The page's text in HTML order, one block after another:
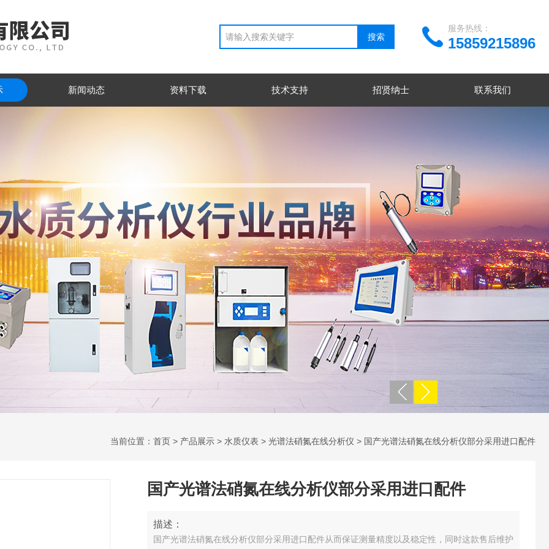
15859215896
服务热线：
新闻动态 资料下载 技术支持 招贤纳士 联系我们
当前位置： 首页 > 产品展示 > 水质仪表 > 光谱法硝氮在线分析仪 > 国产光谱法硝氮在线分析仪部分采用进口配件
国产光谱法硝氮在线分析仪部分采用进口配件
描述：
国产光谱法硝氮在线分析仪部分采用进口配件从而保证测量精度以及稳定性，同时这款售后维护